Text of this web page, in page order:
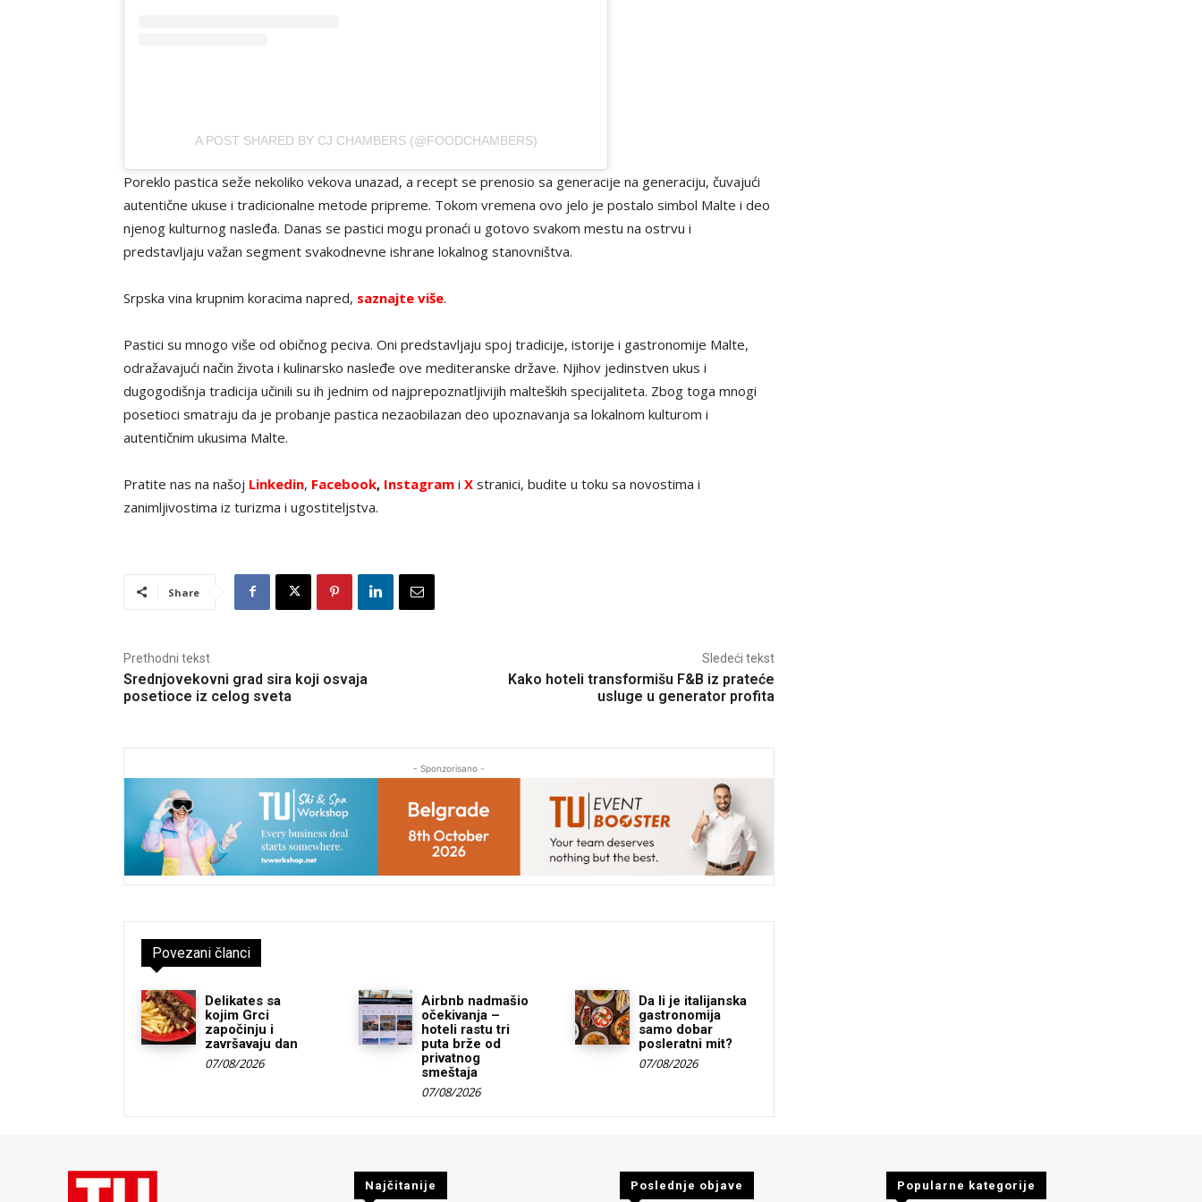
A POST SHARED BY CJ CHAMBERS (@FOODCHAMBERS)
Poreklo pastica seže nekoliko vekova unazad, a recept se prenosio sa generacije na generaciju, čuvajući
autentične ukuse i tradicionalne metode pripreme. Tokom vremena ovo jelo je postalo simbol Malte i deo
njenog kulturnog nasleđa. Danas se pastici mogu pronaći u gotovo svakom mestu na ostrvu i
predstavljaju važan segment svakodnevne ishrane lokalnog stanovništva.
Srpska vina krupnim koracima napred, saznajte više.
Pastici su mnogo više od običnog peciva. Oni predstavljaju spoj tradicije, istorije i gastronomije Malte,
odražavajući način života i kulinarsko nasleđe ove mediteranske države. Njihov jedinstven ukus i
dugogodišnja tradicija učinili su ih jednim od najprepoznatljivijih malteških specijaliteta. Zbog toga mnogi
posetioci smatraju da je probanje pastica nezaobilazan deo upoznavanja sa lokalnom kulturom i
autentičnim ukusima Malte.
Pratite nas na našoj Linkedin, Facebook, Instagram i X stranici, budite u toku sa novostima i
zanimljivostima iz turizma i ugostiteljstva.
Share
Prethodni tekst
Srednjovekovni grad sira koji osvaja
posetioce iz celog sveta
Sledeći tekst
Kako hoteli transformišu F&B iz prateće
usluge u generator profita
- Sponzorisano -
Povezani članci
Delikates sa
kojim Grci
započinju i
završavaju dan
07/08/2026
Airbnb nadmašio
očekivanja –
hoteli rastu tri
puta brže od
privatnog
smeštaja
07/08/2026
Da li je italijanska
gastronomija
samo dobar
posleratni mit?
07/08/2026
Najčitanije Poslednje objave Popularne kategorije